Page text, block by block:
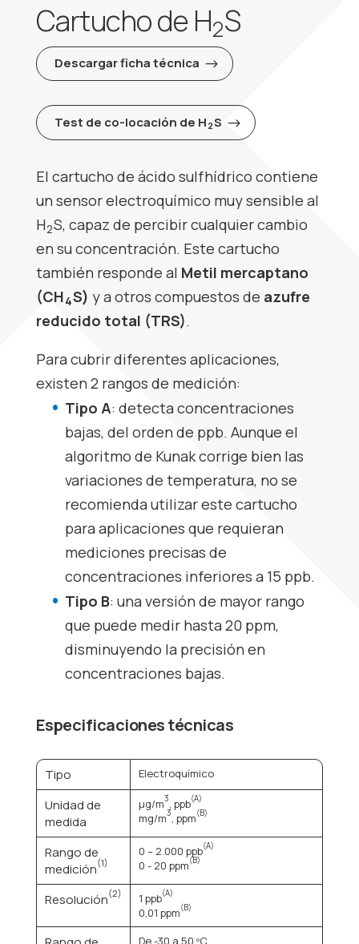
Cartucho de H2S
Descargar ficha técnica
Test de co-locación de H 2S
El cartucho de ácido sulfhídrico contiene
un sensor electroquímico muy sensible al
H2S, capaz de percibir cualquier cambio
en su concentración. Este cartucho
también responde al Metil mercaptano
(CH4S) y a otros compuestos de azufre
reducido total (TRS).
Para cubrir diferentes aplicaciones,
existen 2 rangos de medición:
Tipo A: detecta concentraciones
bajas, del orden de ppb. Aunque el
algoritmo de Kunak corrige bien las
variaciones de temperatura, no se
recomienda utilizar este cartucho
para aplicaciones que requieran
mediciones precisas de
concentraciones inferiores a 15 ppb.
Tipo B: una versión de mayor rango
que puede medir hasta 20 ppm,
disminuyendo la precisión en
concentraciones bajas.
Especificaciones técnicas
Tipo Electroquímico
Unidad de
medida
µg/m3, ppb(A)
mg/m3, ppm(B)
Rango de
medición(1)
0 – 2.000 ppb(A)
0 - 20 ppm(B)
Resolución(2) 1 ppb(A)
0,01 ppm(B)
De -30 a 50 ºC